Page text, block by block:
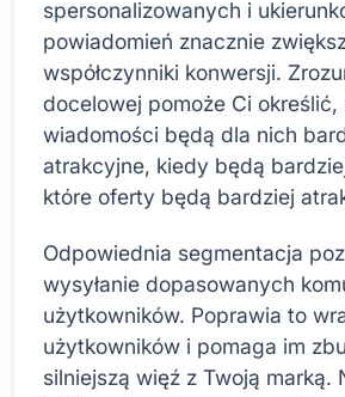
spersonalizowanych i
powiadomień znacznie
współczynniki konwersji.
docelowej pomoże Ci określić,
wiadomości będą dla nich
atrakcyjne, kiedy będą
które oferty będą bardziej
Odpowiednia segmentacja
wysyłanie dopasowanych
użytkowników. Poprawia to
użytkowników i pomaga im
silniejszą więź z Twoją marką.